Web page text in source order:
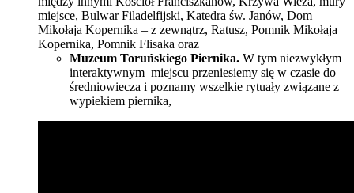
miejsce, Bulwar Filadelfijski, Katedra św. Janów, Dom
Mikołaja Kopernika – z zewnątrz, Ratusz, Pomnik Mikołaja
Kopernika, Pomnik Flisaka oraz
Muzeum Toruńskiego Piernika. W tym niezwykłym
interaktywnym miejscu przeniesiemy się w czasie do
średniowiecza i poznamy wszelkie rytuały związane z
wypiekiem piernika,